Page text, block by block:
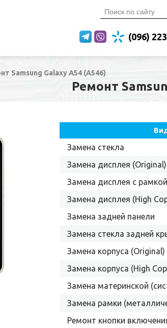
(096)
Samsung Galaxy A54 (A546)
Ремонт
Замена стекла
Замена дисплея (Original)
Замена дисплея с
Замена дисплея (High
Замена задней панели
Замена стекла задней
Замена корпуса (Original)
Замена корпуса (High
Замена материнской
Замена рамки
Ремонт кнопки